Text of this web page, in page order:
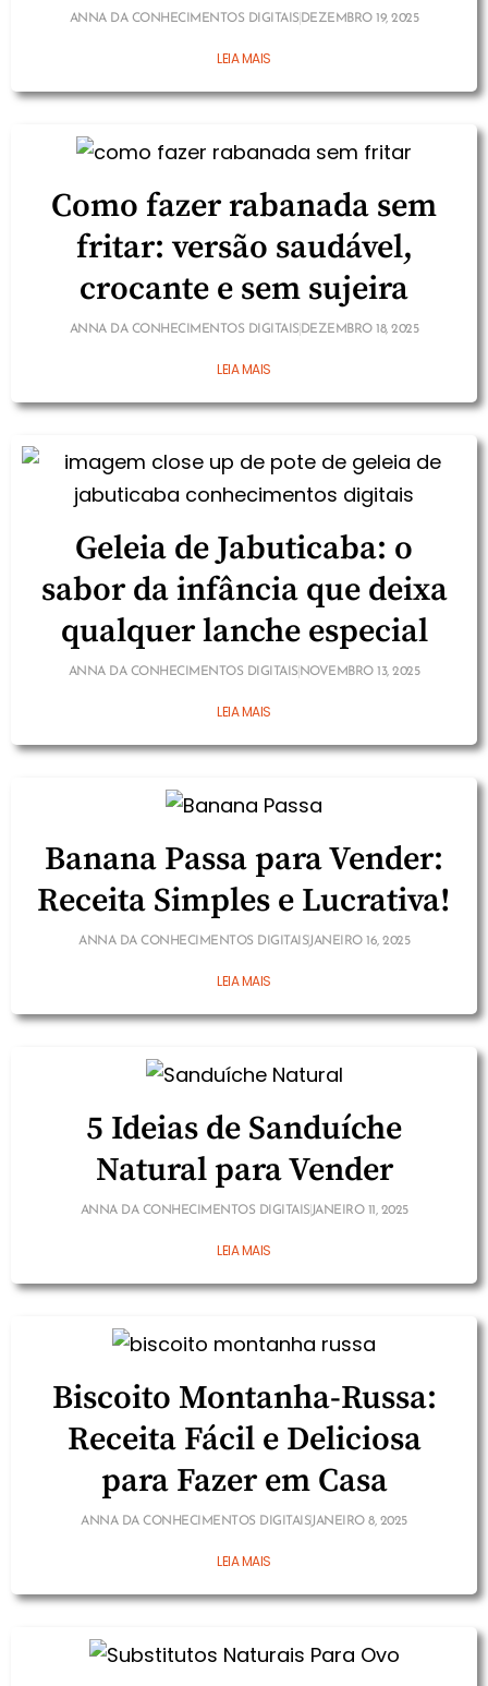
ANNA DA CONHECIMENTOS DIGITAIS DEZEMBRO 19, 2025
LEIA MAIS
Como fazer rabanada sem
fritar: versão saudável,
crocante e sem sujeira
ANNA DA CONHECIMENTOS DIGITAIS DEZEMBRO 18, 2025
LEIA MAIS
Geleia de Jabuticaba: o
sabor da infância que deixa
qualquer lanche especial
ANNA DA CONHECIMENTOS DIGITAIS NOVEMBRO 13, 2025
LEIA MAIS
Banana Passa para Vender:
Receita Simples e Lucrativa!
ANNA DA CONHECIMENTOS DIGITAISJANEIRO 16, 2025
LEIA MAIS
5 Ideias de Sanduíche
Natural para Vender
ANNA DA CONHECIMENTOS DIGITAIS JANEIRO 11, 2025
LEIA MAIS
Biscoito Montanha-Russa:
Receita Fácil e Deliciosa
para Fazer em Casa
ANNA DA CONHECIMENTOS DIGITAISJANEIRO 8, 2025
LEIA MAIS